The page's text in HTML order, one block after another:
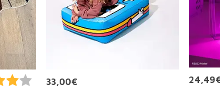
33,00€